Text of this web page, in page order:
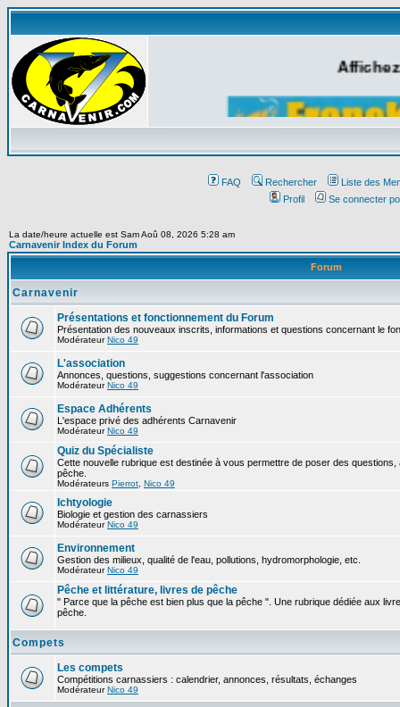
FAQ Rechercher
Liste des
Profil
Se connecter
La date/heure actuelle est Sam Aoû 08, 2026 5:28 am
Carnavenir Index du Forum
Forum
Carnavenir
Présentations et fonctionnement du Forum
Présentation des nouveaux inscrits, informations et questions concernant le
ModérateurNico 49
L'association
Annonces, questions, suggestions concernant l'association
ModérateurNico 49
Espace Adhérents
L'espace privé des adhérents Carnavenir
ModérateurNico 49
Quiz du Spécialiste
Cette nouvelle rubrique est destinée à vous permettre de poser des
pêche.
Modérateurs Pierrot Nico 49
Ichtyologie
Biologie et gestion des carnassiers
ModérateurNico 49
Environnement
Gestion des milieux, qualité de l'eau, pollutions, hydromorphologie, etc.
ModérateurNico 49
Pêche et littérature, livres de pêche
" Parce que la pêche est bien plus que la pêche ". Une rubrique dédiée aux
pêche.
Compets
Les compets
Compétitions carnassiers : calendrier, annonces, résultats, échanges
ModérateurNico 49